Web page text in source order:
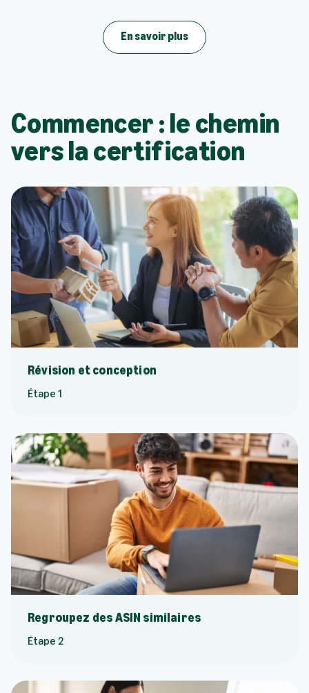
En savoir plus
Commencer : le chemin
vers la certification
Révision et conception
Étape 1
Regroupez des ASIN similaires
Étape 2